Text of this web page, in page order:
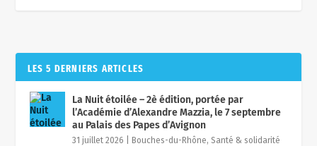
LES 5 DERNIERS ARTICLES
La Nuit étoilée – 2è édition, portée par
l’Académie d’Alexandre Mazzia, le 7 septembre
au Palais des Papes d’Avignon
31 juillet 2026 |Bouches-du-Rhône,Santé & solidarité